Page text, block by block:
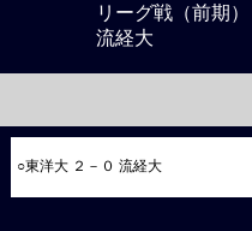
リーグ戦（前期
流経大
○東洋大 ２－０ 流経大